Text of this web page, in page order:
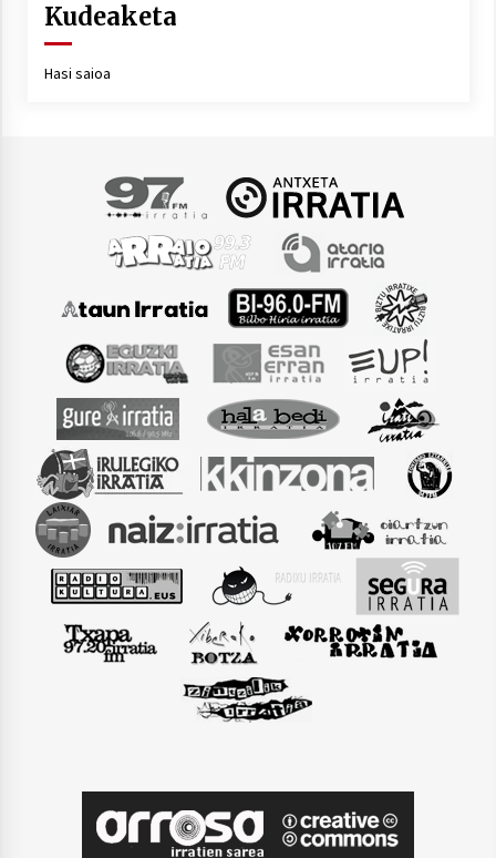
Kudeaketa
Hasi saioa